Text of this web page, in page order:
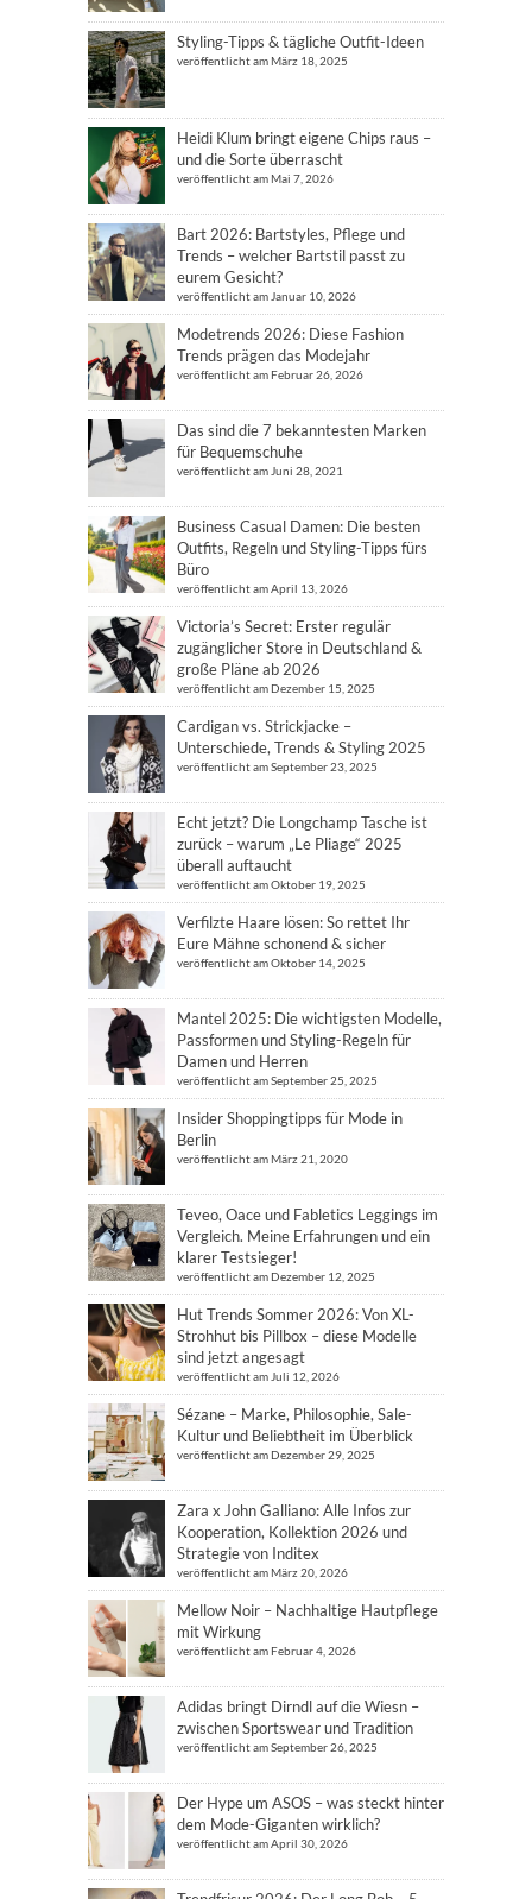
Styling-Tipps & tägliche Outfit-Ideen
veröffentlicht am März 18, 2025
Heidi Klum bringt eigene Chips raus –
und die Sorte überrascht
veröffentlicht am Mai 7, 2026
Bart 2026: Bartstyles, Pflege und
Trends – welcher Bartstil passt zu
eurem Gesicht?
veröffentlicht am Januar 10, 2026
Modetrends 2026: Diese Fashion
Trends prägen das Modejahr
veröffentlicht am Februar 26, 2026
Das sind die 7 bekanntesten Marken
für Bequemschuhe
veröffentlicht am Juni 28, 2021
Business Casual Damen: Die besten
Outfits, Regeln und Styling-Tipps fürs
Büro
veröffentlicht am April 13, 2026
Victoria’s Secret: Erster regulär
zugänglicher Store in Deutschland &
große Pläne ab 2026
veröffentlicht am Dezember 15, 2025
Cardigan vs. Strickjacke –
Unterschiede, Trends & Styling 2025
veröffentlicht am September 23, 2025
Echt jetzt? Die Longchamp Tasche ist
zurück – warum „Le Pliage“ 2025
überall auftaucht
veröffentlicht am Oktober 19, 2025
Verfilzte Haare lösen: So rettet Ihr
Eure Mähne schonend & sicher
veröffentlicht am Oktober 14, 2025
Mantel 2025: Die wichtigsten Modelle,
Passformen und Styling-Regeln für
Damen und Herren
veröffentlicht am September 25, 2025
Insider Shoppingtipps für Mode in
Berlin
veröffentlicht am März 21, 2020
Teveo, Oace und Fabletics Leggings im
Vergleich. Meine Erfahrungen und ein
klarer Testsieger!
veröffentlicht am Dezember 12, 2025
Hut Trends Sommer 2026: Von XL-
Strohhut bis Pillbox – diese Modelle
sind jetzt angesagt
veröffentlicht am Juli 12, 2026
Sézane – Marke, Philosophie, Sale-
Kultur und Beliebtheit im Überblick
veröffentlicht am Dezember 29, 2025
Zara x John Galliano: Alle Infos zur
Kooperation, Kollektion 2026 und
Strategie von Inditex
veröffentlicht am März 20, 2026
Mellow Noir – Nachhaltige Hautpflege
mit Wirkung
veröffentlicht am Februar 4, 2026
Adidas bringt Dirndl auf die Wiesn –
zwischen Sportswear und Tradition
veröffentlicht am September 26, 2025
Der Hype um ASOS – was steckt hinter
dem Mode-Giganten wirklich?
veröffentlicht am April 30, 2026